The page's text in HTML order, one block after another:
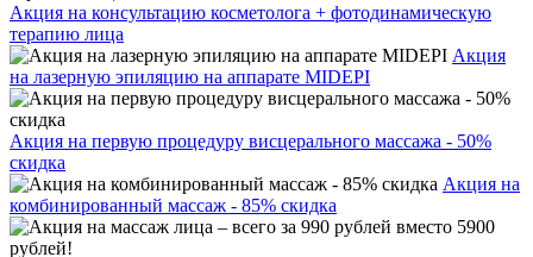
Акция на консультацию косметолога + фотодинамическую
терапию лица
Акция
на лазерную эпиляцию на аппарате MIDEPI
Акция на первую процедуру висцерального массажа - 50%
скидка
Акция на
комбинированный массаж - 85% скидка